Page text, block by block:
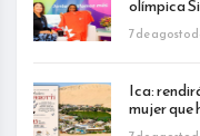
olímpica
7 de agosto
Ica:
mujer